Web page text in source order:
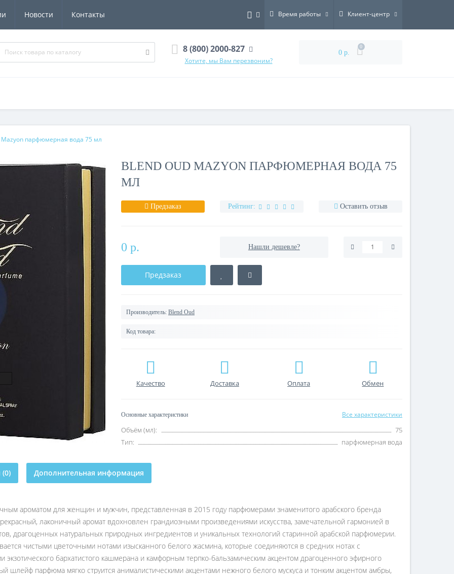
Новости Контакты Время работы Клиент-центр
8 (800) 2000-827
Хотите, мы Вам перезвоним?
0 р.
0
Mazyon парфюмерная вода 75 мл
BLEND OUD MAZYON ПАРФЮМЕРНАЯ ВОДА 75
МЛ
Предзаказ Рейтинг: Оставить отзыв
0 р. Нашли дешевле?
Предзаказ
Производитель: Blend Oud
Код товара:
Качество Доставка Оплата Обмен
Основные характеристики Все характеристики
Объём (мл):
75
Тип:
парфюмерная вода
Дополнительная информация
ароматом для женщин и мужчин, представленная в 2015 году парфюмерами знаменитого арабского бренда
лаконичный аромат вдохновлен грандиозными произведениями искусства, замечательной гармонией в
драгоценных натуральных природных ингредиентов и уникальных технологий старинной арабской парфюмерии.
чистыми цветочными нотами изысканного белого жасмина, которые соединяются в средних нотах с
бархатистого кашмерана и камфорным терпко-бальзамическим акцентом драгоценного эфирного
шлейф парфюма мягко струится анималистическими акцентами нежного белого мускуса и тонким акцентом амбры,